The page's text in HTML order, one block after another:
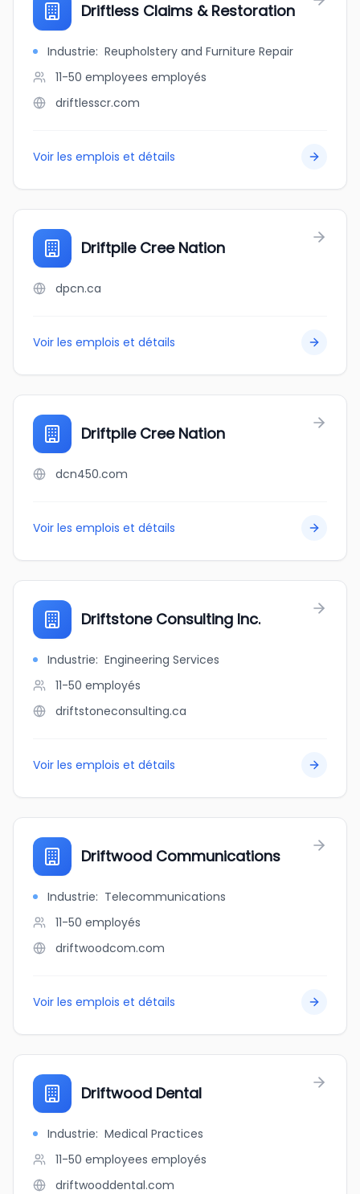
Driftless Claims & Restoration
Industrie: Reupholstery and Furniture Repair
11-50 employees employés
driftlesscr.com
Voir les emplois et détails
Driftpile Cree Nation
dpcn.ca
Voir les emplois et détails
Driftpile Cree Nation
dcn450.com
Voir les emplois et détails
Driftstone Consulting Inc.
Industrie: Engineering Services
11-50 employés
driftstoneconsulting.ca
Voir les emplois et détails
Driftwood Communications
Industrie: Telecommunications
11-50 employés
driftwoodcom.com
Voir les emplois et détails
Driftwood Dental
Industrie: Medical Practices
11-50 employees employés
driftwooddental.com